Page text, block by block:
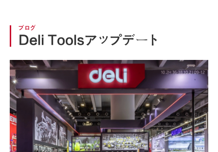
ブログ
Deli Toolsアップデート